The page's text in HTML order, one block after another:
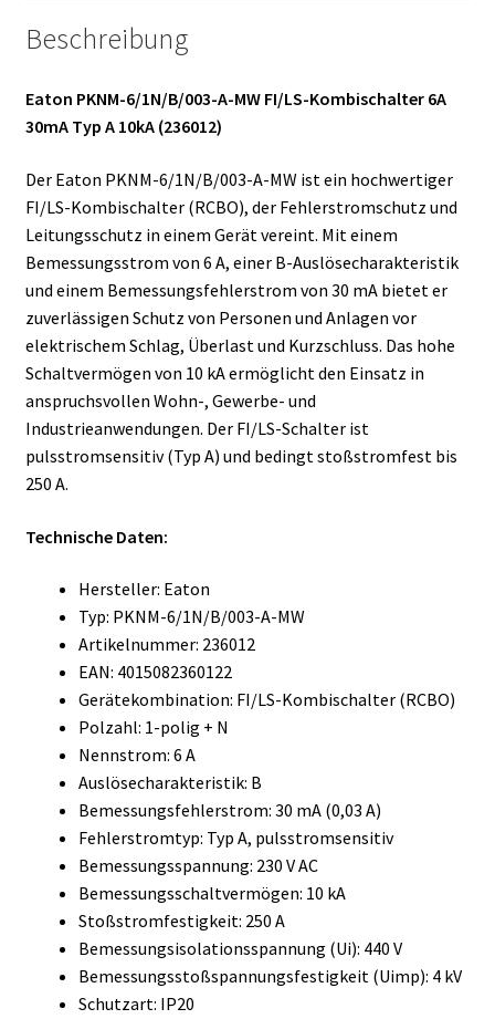
Beschreibung
Eaton PKNM-6/1N/B/003-A-MW FI/LS-Kombischalter 6A
30mA Typ A 10kA (236012)
Der Eaton PKNM-6/1N/B/003-A-MW ist ein hochwertiger
FI/LS-Kombischalter (RCBO), der Fehlerstromschutz und
Leitungsschutz in einem Gerät vereint. Mit einem
Bemessungsstrom von 6 A, einer B-Auslösecharakteristik
und einem Bemessungsfehlerstrom von 30 mA bietet er
zuverlässigen Schutz von Personen und Anlagen vor
elektrischem Schlag, Überlast und Kurzschluss. Das hohe
Schaltvermögen von 10 kA ermöglicht den Einsatz in
anspruchsvollen Wohn-, Gewerbe- und
Industrieanwendungen. Der FI/LS-Schalter ist
pulsstromsensitiv (Typ A) und bedingt stoßstromfest bis
250 A.
Technische Daten:
Hersteller: Eaton
Typ: PKNM-6/1N/B/003-A-MW
Artikelnummer: 236012
EAN: 4015082360122
Gerätekombination: FI/LS-Kombischalter (RCBO)
Polzahl: 1-polig + N
Nennstrom: 6 A
Auslösecharakteristik: B
Bemessungsfehlerstrom: 30 mA (0,03 A)
Fehlerstromtyp: Typ A, pulsstromsensitiv
Bemessungsspannung: 230 V AC
Bemessungsschaltvermögen: 10 kA
Stoßstromfestigkeit: 250 A
Bemessungsisolationsspannung (Ui): 440 V
Bemessungsstoßspannungsfestigkeit (Uimp): 4 kV
Schutzart: IP20